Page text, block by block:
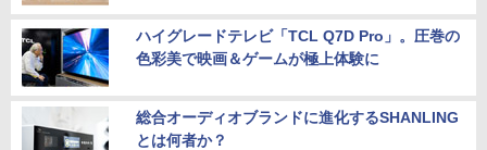
ハイグレードテレビ「TCL Q7D Pro」。圧巻の
色彩美で映画＆ゲームが極上体験に
総合オーディオブランドに進化するSHANLING
とは何者か？